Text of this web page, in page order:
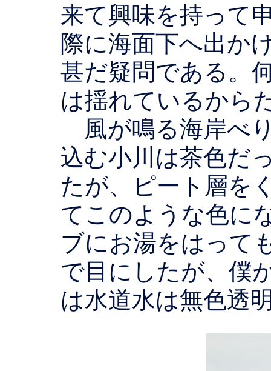
来て興味を持って
際に海面下へ出か
甚だ疑問である。
は揺れているから
風が鳴る海岸べ
込む小川は茶色だ
たが、ピート層を
てこのような色に
ブにお湯をはって
で目にしたが、僕
は水道水は無色透